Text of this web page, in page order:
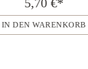
5,70 €*
IN DEN WARENKORB